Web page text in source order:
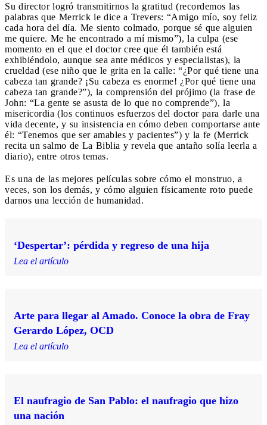
Su director logró transmitirnos la gratitud (recordemos las
palabras que Merrick le dice a Trevers: “Amigo mío, soy feliz
cada hora del día. Me siento colmado, porque sé que alguien
me quiere. Me he encontrado a mí mismo”), la culpa (ese
momento en el que el doctor cree que él también está
exhibiéndolo, aunque sea ante médicos y especialistas), la
crueldad (ese niño que le grita en la calle: “¿Por qué tiene una
cabeza tan grande? ¡Su cabeza es enorme! ¿Por qué tiene una
cabeza tan grande?”), la comprensión del prójimo (la frase de
John: “La gente se asusta de lo que no comprende”), la
misericordia (los continuos esfuerzos del doctor para darle una
vida decente, y su insistencia en cómo deben comportarse ante
él: “Tenemos que ser amables y pacientes”) y la fe (Merrick
recita un salmo de La Biblia y revela que antaño solía leerla a
diario), entre otros temas.
Es una de las mejores películas sobre cómo el monstruo, a
veces, son los demás, y cómo alguien físicamente roto puede
darnos una lección de humanidad.
‘Despertar’: pérdida y regreso de una hija
Lea el artículo
Arte para llegar al Amado. Conoce la obra de Fray
Gerardo López, OCD
Lea el artículo
El naufragio de San Pablo: el naufragio que hizo
una nación